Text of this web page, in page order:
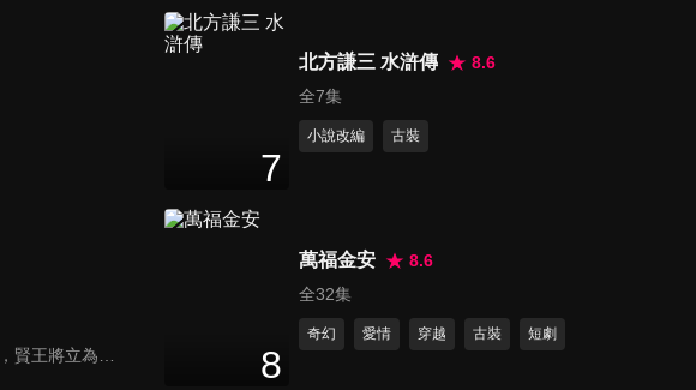
明末政局動盪，賢王將立為太子，引來敬王與東廠曹少欽暗中謀害。錦衣衛周淮安護送英王遇伏，逃亡途中攜小王爺求助俠女邱莫言，並逃至龍門島。女掌櫃金鑲玉傾心周淮安，三人情義糾葛。最終周力挫奸黨、昭雪忠冤，成就開海開市大業，功成隱退，金鑲玉守候不渝。
第18集
18
7
北方謙三 水滸傳
8.6
全7集
小說改編 古裝
8
萬福金安
8.6
全32集
奇幻 愛情 穿越 古裝 短劇